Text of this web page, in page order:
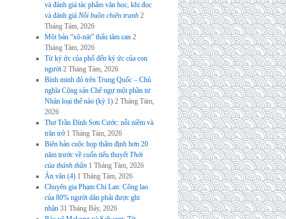
và đánh giá tác phẩm văn học, khi đọc
và đánh giá Nỗi buồn chiến tranh 2
Tháng Tám, 2026
Một bản “xô-nát” thấu tâm can 2
Tháng Tám, 2026
Từ ký ức của phố đến ký ức của con
người 2 Tháng Tám, 2026
Bình minh đỏ trên Trung Quốc – Chủ
nghĩa Cộng sản Chế ngự một phần tư
Nhân loại thế nào (kỳ 1) 2 Tháng Tám,
2026
Thơ Trần Đình Sơn Cước: nỗi niềm và
trăn trở 1 Tháng Tám, 2026
Biên bản cuộc họp thẩm định hơn 20
năm trước về cuốn tiểu thuyếtThời
của thánh thần 1 Tháng Tám, 2026
Án văn (4) 1 Tháng Tám, 2026
Chuyên gia Phạm Chi Lan: Công lao
của 80% người dân phải được ghi
nhận 31 Tháng Bảy, 2026